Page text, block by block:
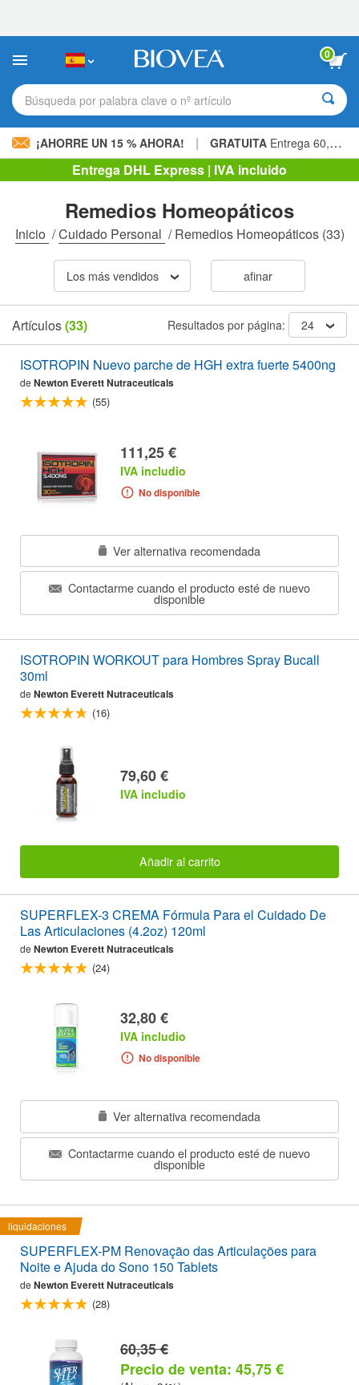
sitio
incluye
sistema
de
0
Búsqueda por palabra clave o nº artículo
¡AHORRE UN 15 % AHORA! | GRATUITA Entrega 60,00 € »
Entrega DHL Express | IVA incluido
Remedios Homeopáticos
Inicio /Cuidado Personal /Remedios Homeopáticos(33)
Los más vendidos afinar
Artículos(33) Resultados por página: 24
ISOTROPIN Nuevo parche de HGH extra fuerte 5400ng
de Newton Everett Nutraceuticals
(55)
111,25 €
IVA includio
No disponible
Ver alternativa recomendada
Contactarme cuando el producto esté de nuevo
disponible
ISOTROPIN WORKOUT para Hombres Spray Bucall
30ml
de Newton Everett Nutraceuticals
(16)
79,60 €
IVA includio
Añadir al carrito
SUPERFLEX-3 CREMA Fórmula Para el Cuidado De
Las Articulaciones (4.2oz) 120ml
de Newton Everett Nutraceuticals
(24)
32,80 €
IVA includio
No disponible
Ver alternativa recomendada
Contactarme cuando el producto esté de nuevo
disponible
liquidaciones
SUPERFLEX-PM Renovação das Articulações para
Noite e Ajuda do Sono 150 Tablets
de Newton Everett Nutraceuticals
(28)
60,35 €
Precio de venta: 45,75 €